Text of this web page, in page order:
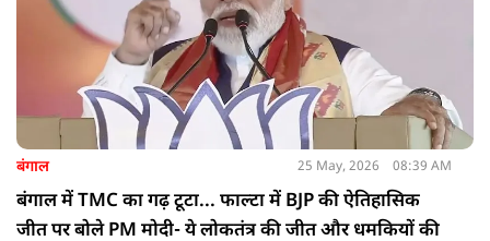
बंगाल 25 May, 2026 08:39 AM
बंगाल में TMC का गढ़ टूटा... फाल्टा में BJP की ऐतिहासिक
जीत पर बोले PM मोदी- ये लोकतंत्र की जीत और धमकियों की